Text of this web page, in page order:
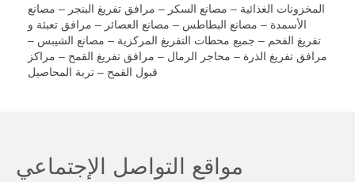
المراجع
المركز الإعلامي
وثائقنا
فيديوهات
المخزونات الغذائية – مصانع السكر – مرافق تفريغ البنجر – مصانع
الأسمدة – مصانع البطاطس – مصانع العصائر – مرافق تعبئة و
تفريغ الفحم – جميع محطات التفريغ المركزية – مصانع الشيبس –
مرافق تفريغ الذرة – محاجر الرمال – مرافق تفريغ القمح – مراكز
قبول القمح – تربة المحاصيل
مواقع التواصل الإجتماعي